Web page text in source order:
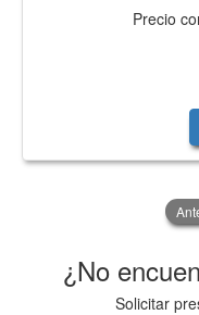
Precio
¿No
Solicitar